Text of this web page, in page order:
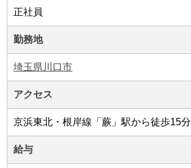
正社員
勤務地
埼玉県川口市
アクセス
京浜東北・根岸線「蕨」駅から徒歩15分
給与